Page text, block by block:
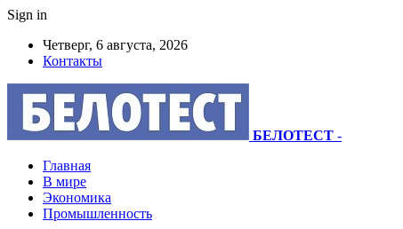
Sign in
Четверг, 6 августа, 2026
Контакты
БЕЛОТЕСТ -
Главная
В мире
Экономика
Промышленность